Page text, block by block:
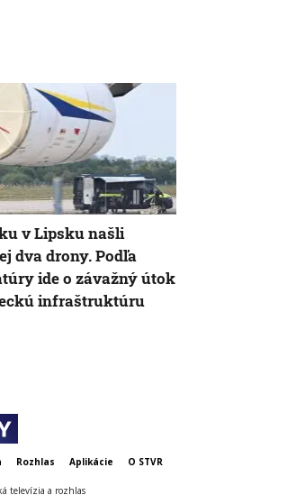
v Lipsku našli
dva drony. Podľa
ide o závažný útok
infraštruktúru
Rozhlas Aplikácie O STVR
televízia a rozhlas